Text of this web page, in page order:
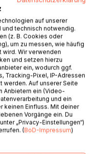
road to success
auf unserer
technisch notwendig.
(z. B. Cookies oder
um zu messen, wie häufig
Wir verwenden
und setzen hierzu
ein, wodurch ggf.
Tracking-Pixel, IP-Adressen
werden. Auf unserer Seite
Anbietern ein (Video-
und ein
keinen Einfluss. Mit deiner
Vorgänge ein. Du
„Privacy-Einstellungen“)
(BoD-Impressum)